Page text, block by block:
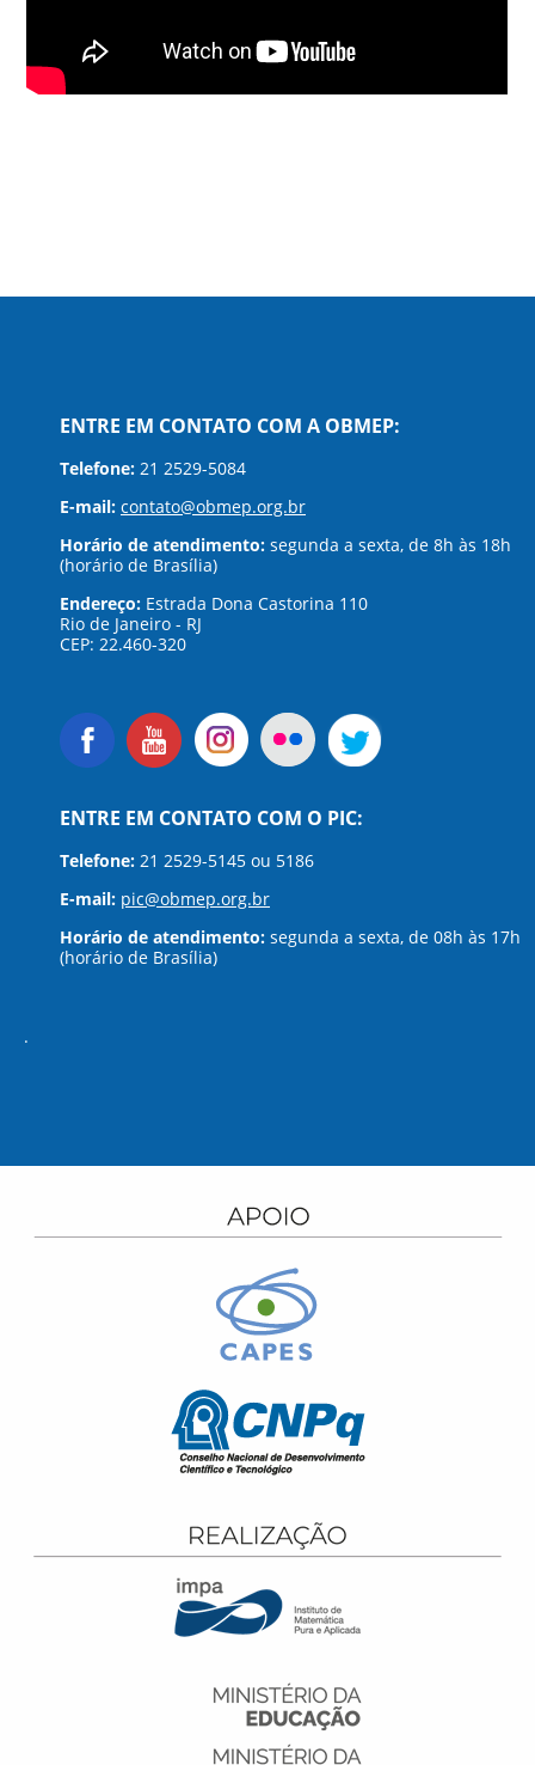
ENTRE EM CONTATO COM A OBMEP:
Telefone: 21 2529-5084
E-mail: contato@obmep.org.br
Horário de atendimento: segunda a sexta, de 8h às 18h
(horário de Brasília)
Endereço: Estrada Dona Castorina 110
Rio de Janeiro - RJ
CEP: 22.460-320
ENTRE EM CONTATO COM O PIC:
Telefone: 21 2529-5145 ou 5186
E-mail: pic@obmep.org.br
Horário de atendimento: segunda a sexta, de 08h às 17h
(horário de Brasília)
.